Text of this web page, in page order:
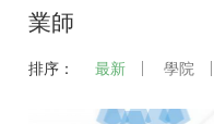
業師
排序： 最新 學院